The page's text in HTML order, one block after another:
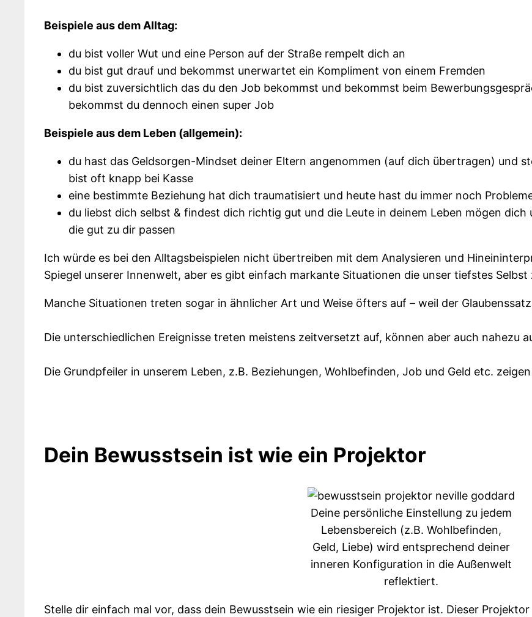
Beispiele aus dem Alltag:
du bist voller Wut und eine Person auf der Straße rempelt dich an
du bist gut drauf und bekommst unerwartet ein Kompliment von einem Fremden
du bist zuversichtlich das du den Job bekommst und bekommst beim
bekommst du dennoch einen super Job
Beispiele aus dem Leben (allgemein):
du hast das Geldsorgen-Mindset deiner Eltern angenommen (auf dich übertragen) und
bist oft knapp bei Kasse
eine bestimmte Beziehung hat dich traumatisiert und heute hast du immer noch
du liebst dich selbst & findest dich richtig gut und die Leute in deinem Leben mögen
die gut zu dir passen
Ich würde es bei den Alltagsbeispielen nicht übertreiben mit dem Analysieren und
Spiegel unserer Innenwelt, aber es gibt einfach markante Situationen die unser tiefstes Selbst
Manche Situationen treten sogar in ähnlicher Art und Weise öfters auf – weil der
Die unterschiedlichen Ereignisse treten meistens zeitversetzt auf, können aber auch nahezu
Die Grundpfeiler in unserem Leben, z.B. Beziehungen, Wohlbefinden, Job und Geld etc.
Dein Bewusstsein ist wie ein Projektor
Deine persönliche Einstellung zu jedem
Lebensbereich (z.B. Wohlbefinden,
Geld, Liebe) wird entsprechend deiner
inneren Konfiguration in die Außenwelt
reflektiert.
Stelle dir einfach mal vor, dass dein Bewusstsein wie ein riesiger Projektor ist. Dieser